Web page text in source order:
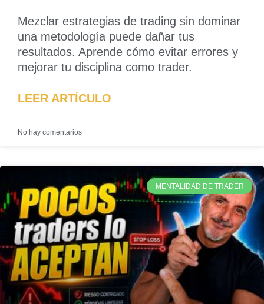
Mezclar estrategias de trading sin dominar
una metodología puede dañar tus
resultados. Aprende cómo evitar errores y
mejorar tu disciplina como trader.
LEER ARTÍCULO
No hay comentarios
MENTALIDAD DE TRADER